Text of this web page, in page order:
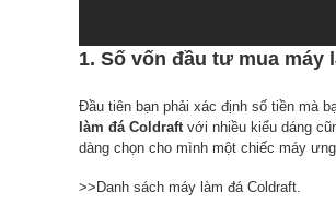
1. Số vốn đầu tư mua máy
Đầu tiên bạn phải xác định số tiền mà
làm đá Coldraftvới nhiều kiểu dáng
dàng chọn cho mình một chiếc máy
>>Danh sách máy làm đá Coldraft.